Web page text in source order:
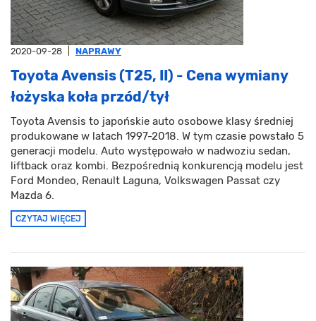
2020-09-28 NAPRAWY
Toyota Avensis (T25, II) - Cena wymiany
łożyska koła przód/tył
Toyota Avensis to japońskie auto osobowe klasy średniej
produkowane w latach 1997-2018. W tym czasie powstało 5
generacji modelu. Auto występowało w nadwoziu sedan,
liftback oraz kombi. Bezpośrednią konkurencją modelu jest
Ford Mondeo, Renault Laguna, Volkswagen Passat czy
Mazda 6.
CZYTAJ WIĘCEJ